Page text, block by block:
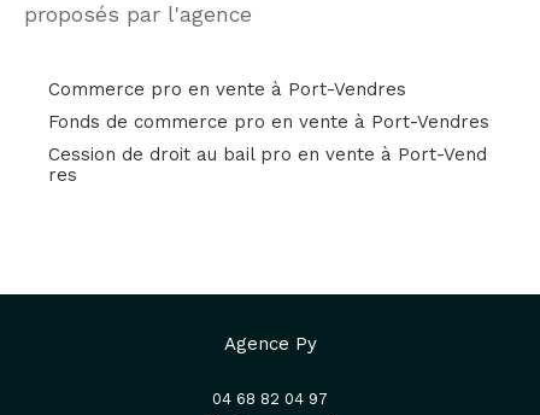
proposés par l'agence
Commerce pro en vente à Port-Vendres
Fonds de commerce pro en vente à Port-Vendres
Cession de droit au bail pro en vente à Port-Vend
res
Agence Py
04 68 82 04 97